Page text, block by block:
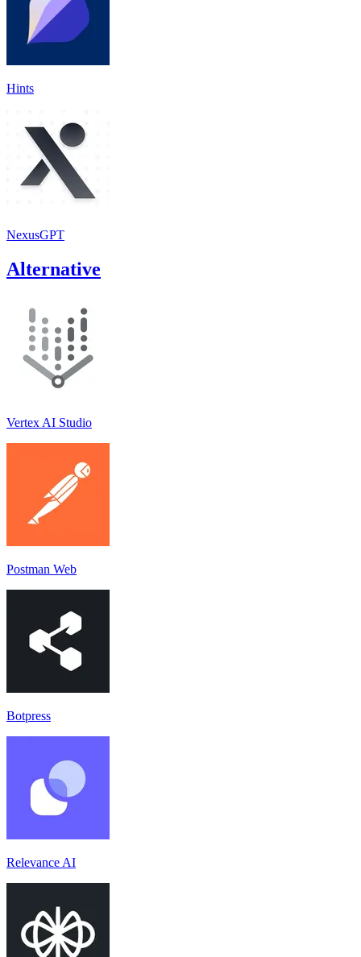
Hints
NexusGPT
Alternative
Vertex AI Studio
Postman Web
Botpress
Relevance AI